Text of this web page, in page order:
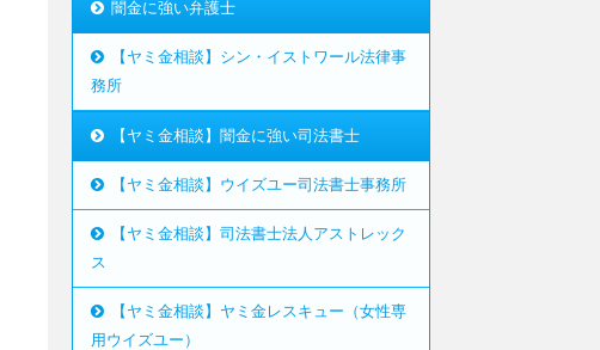
闇金に強い弁護士
【ヤミ金相談】シン・イストワール法律事
務所
【ヤミ金相談】闇金に強い司法書士
【ヤミ金相談】ウイズユー司法書士事務所
【ヤミ金相談】司法書士法人アストレック
ス
【ヤミ金相談】ヤミ金レスキュー（女性専
用ウイズユー）